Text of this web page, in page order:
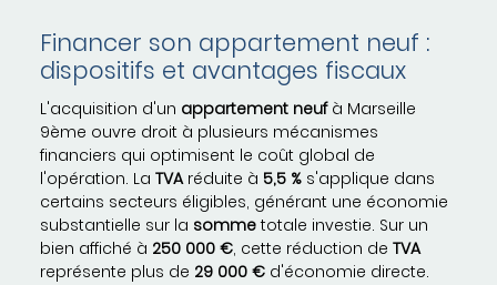
Financer son appartement neuf :
dispositifs et avantages fiscaux
L'acquisition d'un appartement neufà Marseille
9ème ouvre droit à plusieurs mécanismes
financiers qui optimisent le coût global de
l'opération. La TVAréduite à 5,5 % s'applique dans
certains secteurs éligibles, générant une économie
substantielle sur la sommetotale investie. Sur un
bien affiché à 250 000 €, cette réduction de TVA
représente plus de 29 000 € d'économie directe.